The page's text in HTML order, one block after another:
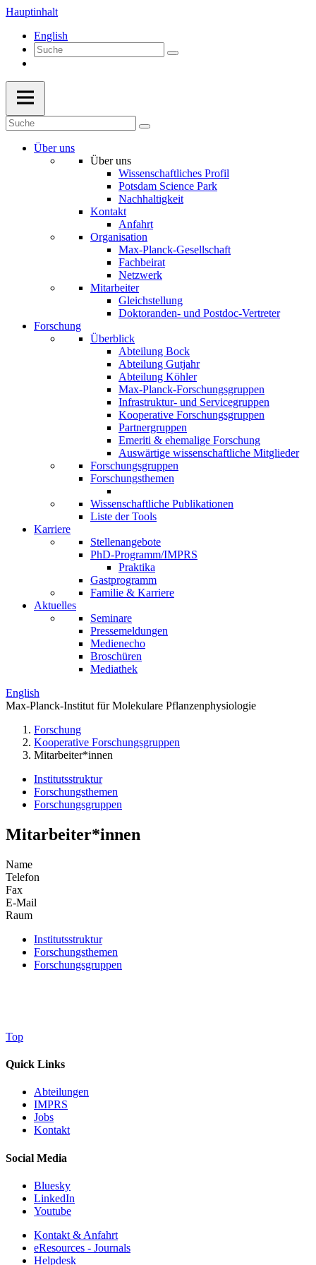
Hauptinhalt
English
Über uns
Über uns
Wissenschaftliches Profil
Potsdam Science Park
Nachhaltigkeit
Kontakt
Anfahrt
Organisation
Max-Planck-Gesellschaft
Fachbeirat
Netzwerk
Mitarbeiter
Gleichstellung
Doktoranden- und Postdoc-Vertreter
Forschung
Überblick
Abteilung Bock
Abteilung Gutjahr
Abteilung Köhler
Max-Planck-Forschungsgruppen
Infrastruktur- und Servicegruppen
Kooperative Forschungsgruppen
Partnergruppen
Emeriti & ehemalige Forschung
Auswärtige wissenschaftliche Mitglieder
Forschungsgruppen
Forschungsthemen
Wissenschaftliche Publikationen
Liste der Tools
Karriere
Stellenangebote
PhD-Programm/IMPRS
Praktika
Gastprogramm
Familie & Karriere
Aktuelles
Seminare
Pressemeldungen
Medienecho
Broschüren
Mediathek
English
Max-Planck-Institut für Molekulare Pflanzenphysiologie
Forschung
Kooperative Forschungsgruppen
Mitarbeiter*innen
Institutsstruktur
Forschungsthemen
Forschungsgruppen
Mitarbeiter*innen
Name
Telefon
Fax
E-Mail
Raum
Institutsstruktur
Forschungsthemen
Forschungsgruppen
Top
Quick Links
Abteilungen
IMPRS
Jobs
Kontakt
Social Media
Bluesky
LinkedIn
Youtube
Kontakt & Anfahrt
eResources - Journals
Helpdesk